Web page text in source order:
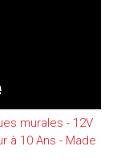
murales - 12V
à 10 Ans - Made